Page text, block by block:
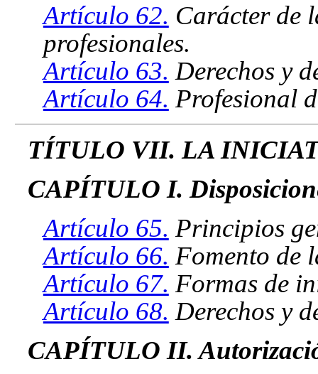
Artículo 62. Carácter de
profesionales.
Artículo 63. Derechos y
Artículo 64. Profesional
TÍTULO VII. LA
CAPÍTULO I.
Artículo 65. Principios
Artículo 66. Fomento de
Artículo 67. Formas de
Artículo 68. Derechos y
CAPÍTULO II.